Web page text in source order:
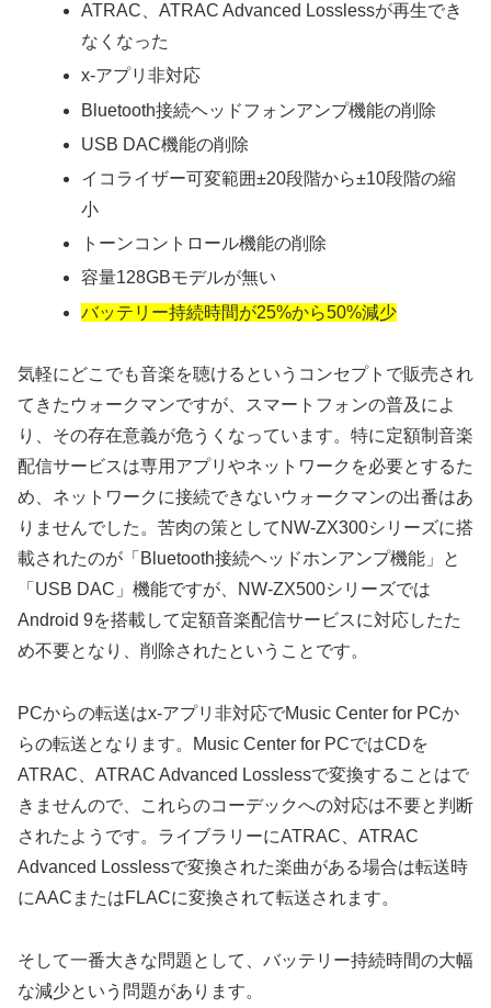
ATRAC、ATRAC Advanced Losslessが再生でき
なくなった
x-アプリ非対応
Bluetooth接続ヘッドフォンアンプ機能の削除
USB DAC機能の削除
イコライザー可変範囲±20段階から±10段階の縮
小
トーンコントロール機能の削除
容量128GBモデルが無い
バッテリー持続時間が25%から50%減少
気軽にどこでも音楽を聴けるというコンセプトで販売され
てきたウォークマンですが、スマートフォンの普及によ
り、その存在意義が危うくなっています。特に定額制音楽
配信サービスは専用アプリやネットワークを必要とするた
め、ネットワークに接続できないウォークマンの出番はあ
りませんでした。苦肉の策としてNW-ZX300シリーズに搭
載されたのが「Bluetooth接続ヘッドホンアンプ機能」と
「USB DAC」機能ですが、NW-ZX500シリーズでは
Android 9を搭載して定額音楽配信サービスに対応したた
め不要となり、削除されたということです。
PCからの転送はx-アプリ非対応でMusic Center for PCか
らの転送となります。Music Center for PCではCDを
ATRAC、ATRAC Advanced Losslessで変換することはで
きませんので、これらのコーデックへの対応は不要と判断
されたようです。ライブラリーにATRAC、ATRAC
Advanced Losslessで変換された楽曲がある場合は転送時
にAACまたはFLACに変換されて転送されます。
そして一番大きな問題として、バッテリー持続時間の大幅
な減少という問題があります。